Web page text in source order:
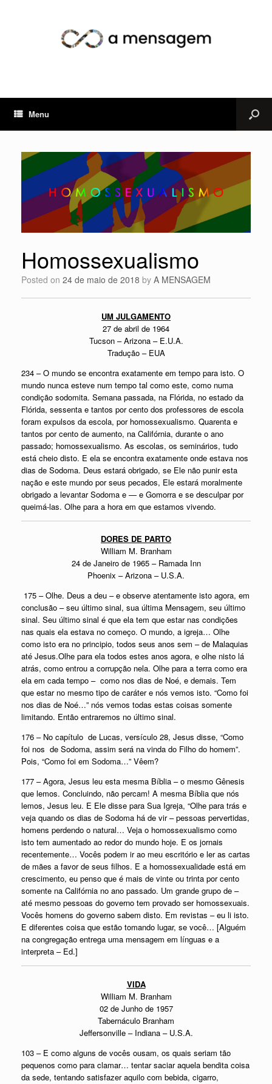
Menu
Homossexualismo
Posted on 24 de maio de 2018 by A MENSAGEM
UM JULGAMENTO
27 de abril de 1964
Tucson – Arizona – E.U.A.
Tradução – EUA
234 – O mundo se encontra exatamente em tempo para isto. O
mundo nunca esteve num tempo tal como este, como numa
condição sodomita. Semana passada, na Flórida, no estado da
Flórida, sessenta e tantos por cento dos professores de escola
foram expulsos da escola, por homossexualismo. Quarenta e
tantos por cento de aumento, na Califórnia, durante o ano
passado; homossexualismo. As escolas, os seminários, tudo
está cheio disto. E ela se encontra exatamente onde estava nos
dias de Sodoma. Deus estará obrigado, se Ele não punir esta
nação e este mundo por seus pecados, Ele estará moralmente
obrigado a levantar Sodoma e — e Gomorra e se desculpar por
queimá-las. Olhe para a hora em que estamos vivendo.
DORES DE PARTO
William M. Branham
24 de Janeiro de 1965 – Ramada Inn
Phoenix – Arizona – U.S.A.
175 – Olhe. Deus a deu – e observe atentamente isto agora, em
conclusão – seu último sinal, sua última Mensagem, seu último
sinal. Seu último sinal é que ela tem que estar nas condições
nas quais ela estava no começo. O mundo, a igreja… Olhe
como isto era no principio, todos seus anos sem – de Malaquias
até Jesus.Olhe para ela todos estes anos agora, e olhe nisto lá
atrás, como entrou a corrupção nela. Olhe para a terra como era
ela em cada tempo – como nos dias de Noé, e demais. Tem
que estar no mesmo tipo de caráter e nós vemos isto. “Como foi
nos dias de Noé…” nós vemos todas estas coisas somente
limitando. Então entraremos no último sinal.
176 – No capítulo de Lucas, versículo 28, Jesus disse, “Como
foi nos de Sodoma, assim será na vinda do Filho do homem”.
Pois, “Como foi em Sodoma…” Vêem?
177 – Agora, Jesus leu esta mesma Bíblia – o mesmo Gênesis
que lemos. Concluindo, não percam! A mesma Bíblia que nós
lemos, Jesus leu. E Ele disse para Sua Igreja, “Olhe para trás e
veja quando os dias de Sodoma há de vir – pessoas pervertidas,
homens perdendo o natural… Veja o homossexualismo como
isto tem aumentado ao redor do mundo hoje. E os jornais
recentemente… Vocês podem ir ao meu escritório e ler as cartas
de mães a favor de seus filhos. E a homossexualidade está em
crescimento, eu penso que é mais de vinte ou trinta por cento
somente na Califórnia no ano passado. Um grande grupo de –
até mesmo pessoas do governo tem provado ser homossexuais.
Vocês homens do governo sabem disto. Em revistas – eu li isto.
E diferentes coisa que estão tomando lugar, se você… [Alguém
na congregação entrega uma mensagem em línguas e a
interpreta – Ed.]
VIDA
William M. Branham
02 de Junho de 1957
Tabernáculo Branham
Jeffersonville – Indiana – U.S.A.
103 – E como alguns de vocês ousam, os quais seriam tão
pequenos como para clamar… tentar saciar aquela bendita coisa
da sede, tentando satisfazer aquilo com bebida, cigarro,